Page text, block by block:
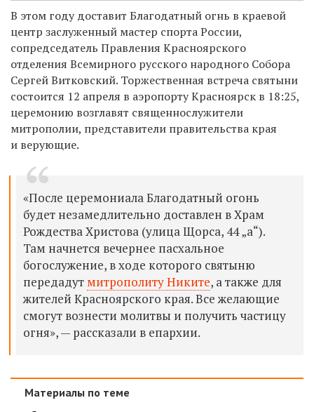
В этом году доставит Благодатный огнь в краевой
центр заслуженный мастер спорта России,
сопредседатель Правления Красноярского
отделения Всемирного русского народного Собора
Сергей Витковский. Торжественная встреча святыни
состоится 12 апреля в аэропорту Красноярск в 18:25,
церемонию возглавят священнослужители
митрополии, представители правительства края
и верующие.
«После церемониала Благодатный огонь
будет незамедлительно доставлен в Храм
Рождества Христова (улица Щорса, 44 „а“).
Там начнется вечернее пасхальное
богослужение, в ходе которого святыню
передадут митрополиту Никите, а также для
жителей Красноярского края. Все желающие
смогут вознести молитвы и получить частицу
огня», — рассказали в епархии.
Материалы по теме